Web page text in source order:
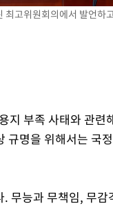
고위원회의에서 발언하
지 부족 사태와 관련
규명을 위해서는 국
무능과 무책임, 무감